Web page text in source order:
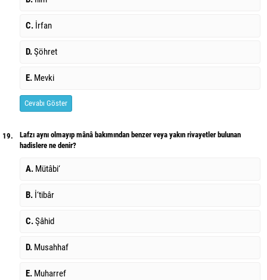
C. İrfan
D.Şöhret
E. Mevki
Cevabı Göster
19.
Lafzı aynı olmayıp mânâ bakımından benzer veya yakın rivayetler bulunan
hadislere ne denir?
A. Mütâbi‘
B. İ‘tibâr
C.Şâhid
D. Musahhaf
E. Muharref